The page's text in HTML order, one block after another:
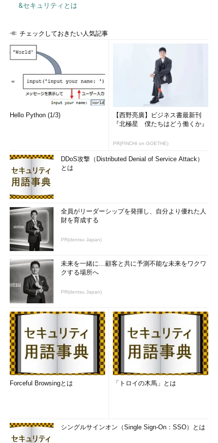
&セキュリティとは
チェックしておきたい人気記事
Hello Python (1/3)
【西野亮廣】ビジネス書最新刊
『北極星 僕たちはどう働くか』
PR(FINCHI on GOETHE)
DDoS攻撃（Distributed Denial of Service Attack）
とは
全員がリーダーシップを発揮し、自分より優れた人
財を育成する
PR(dentsu Japan)
未来を一緒に…顧客と共に予測不能な未来をワクワ
クする場所へ
PR(dentsu Japan)
Forceful Browsingとは 「トロイの木馬」とは
シングルサインオン（Single Sign-On：SSO）とは